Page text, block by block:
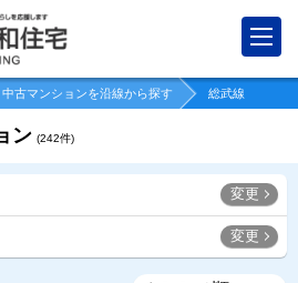
中古マンションを沿線から探す 総武線
ン (242件)
変更
変更